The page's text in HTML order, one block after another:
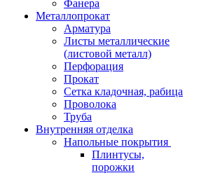
Фанера
Металлопрокат
Арматура
Листы металлические
(листовой металл)
Перфорация
Прокат
Сетка кладочная, рабица
Проволока
Труба
Внутренняя отделка
Напольные покрытия
Плинтусы,
порожки